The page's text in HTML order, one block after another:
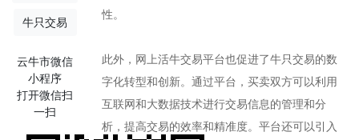
牛只交易
云牛市微信
小程序
打开微信扫
一扫
性。
此外，网上活牛交易平台也促进了牛只交易的数
字化转型和创新。通过平台，买卖双方可以利用
互联网和大数据技术进行交易信息的管理和分
析，提高交易的效率和精准度。平台还可以引入